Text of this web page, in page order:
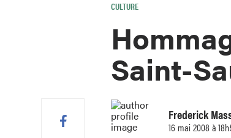
CULTURE
Saint-
Frederick
16 mai 2008 à